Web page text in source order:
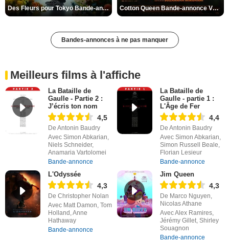
Des Fleurs pour Tokyo Bande-annonce VO STFR Cotton Queen Bande-annonce VO STFR
Bandes-annonces à ne pas manquer
Meilleurs films à l'affiche
La Bataille de
Gaulle - Partie 2 :
J’écris ton nom
4,5
De Antonin Baudry
Avec Simon Abkarian,
Niels Schneider,
Anamaria Vartolomei
Bande-annonce
La Bataille de
Gaulle - partie 1 :
L'Âge de Fer
4,4
De Antonin Baudry
Avec Simon Abkarian,
Simon Russell Beale,
Florian Lesieur
Bande-annonce
L'Odyssée
4,3
De Christopher Nolan
Avec Matt Damon, Tom
Holland, Anne
Hathaway
Bande-annonce
Jim Queen
4,3
De Marco Nguyen,
Nicolas Athane
Avec Alex Ramires,
Jérémy Gillet, Shirley
Souagnon
Bande-annonce